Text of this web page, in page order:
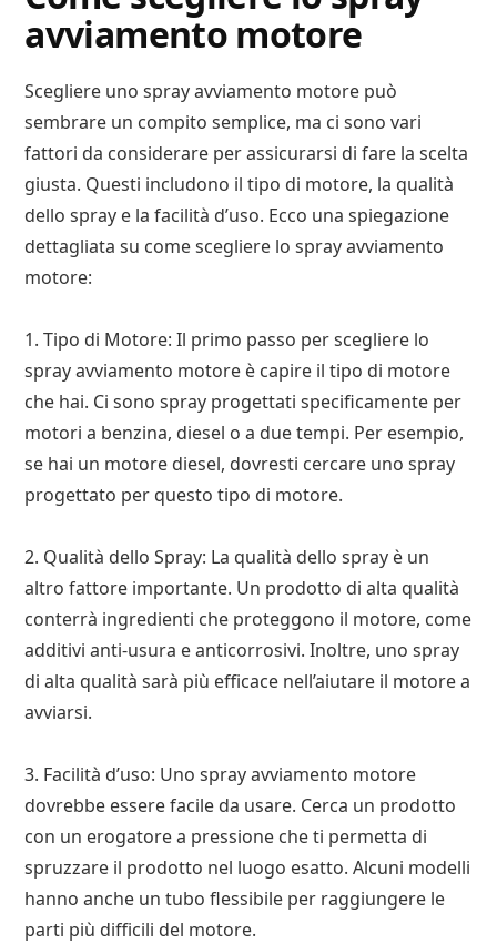
avviamento motore
Scegliere uno spray avviamento motore può
sembrare un compito semplice, ma ci sono vari
fattori da considerare per assicurarsi di fare la scelta
giusta. Questi includono il tipo di motore, la qualità
dello spray e la facilità d’uso. Ecco una spiegazione
dettagliata su come scegliere lo spray avviamento
motore:
1. Tipo di Motore: Il primo passo per scegliere lo
spray avviamento motore è capire il tipo di motore
che hai. Ci sono spray progettati specificamente per
motori a benzina, diesel o a due tempi. Per esempio,
se hai un motore diesel, dovresti cercare uno spray
progettato per questo tipo di motore.
2. Qualità dello Spray: La qualità dello spray è un
altro fattore importante. Un prodotto di alta qualità
conterrà ingredienti che proteggono il motore, come
additivi anti-usura e anticorrosivi. Inoltre, uno spray
di alta qualità sarà più efficace nell’aiutare il motore a
avviarsi.
3. Facilità d’uso: Uno spray avviamento motore
dovrebbe essere facile da usare. Cerca un prodotto
con un erogatore a pressione che ti permetta di
spruzzare il prodotto nel luogo esatto. Alcuni modelli
hanno anche un tubo flessibile per raggiungere le
parti più difficili del motore.